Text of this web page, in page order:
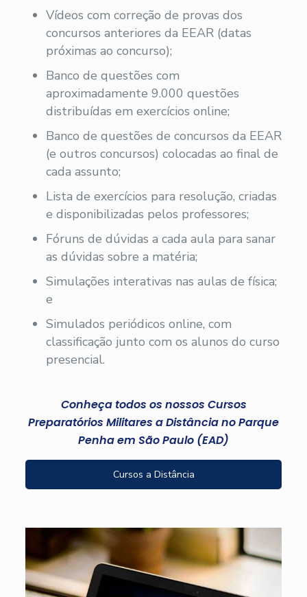
Vídeos com correção de provas dos
concursos anteriores da EEAR (datas
próximas ao concurso);
Banco de questões com
aproximadamente 9.000 questões
distribuídas em exercícios online;
Banco de questões de concursos da EEAR
(e outros concursos) colocadas ao final de
cada assunto;
Lista de exercícios para resolução, criadas
e disponibilizadas pelos professores;
Fóruns de dúvidas a cada aula para sanar
as dúvidas sobre a matéria;
Simulações interativas nas aulas de física;
e
Simulados periódicos online, com
classificação junto com os alunos do curso
presencial.
Conheça todos os nossos Cursos
Preparatórios Militares a Distância no Parque
Penha em São Paulo (EAD)
Cursos a Distância